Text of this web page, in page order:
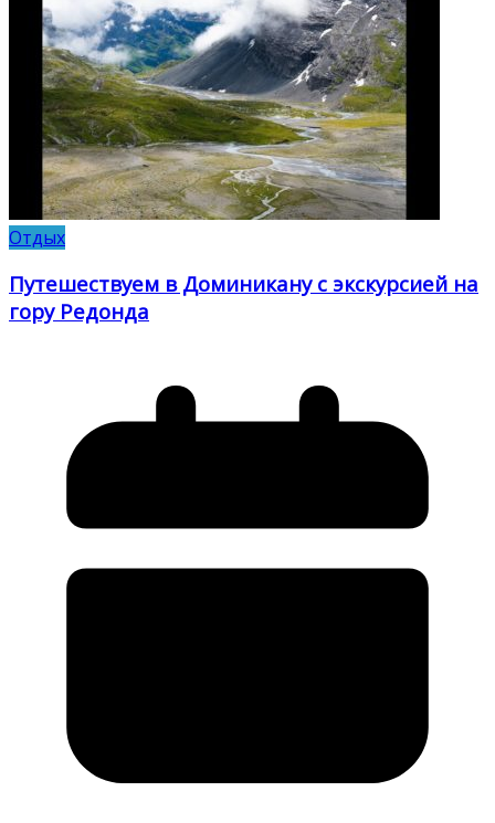
Отдых
Путешествуем в Доминикану с экскурсией на
гору Редонда